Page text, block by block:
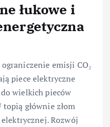
łukowe i
emisji CO₂
piece elektryczne
wielkich pieców
głównie złom
Rozwój